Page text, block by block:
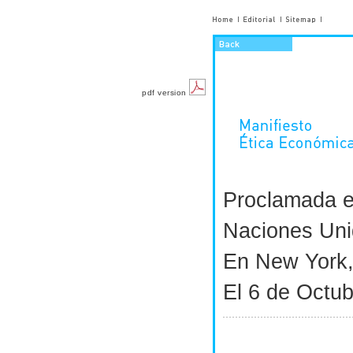
Proclamada
Naciones
En New
El 6 de
pdf version